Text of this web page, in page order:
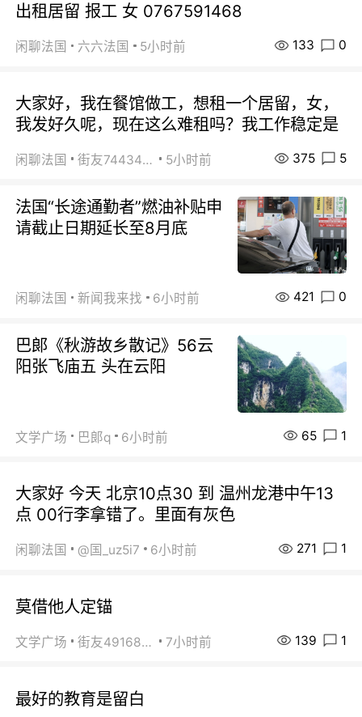
出租居留 报工 女 0767591468
闲聊法国 六六法国 5小时前 133 0
大家好，我在餐馆做工，想租一个居留，女，
我发好久呢，现在这么难租吗？我工作稳定是
闲聊法国 街友74434350 5小时前 375 5
法国“长途通勤者”燃油补贴申
请截止日期延长至8月底
闲聊法国 新闻我来找 6小时前 421 0
巴郞《秋游故乡散记》56云
阳张飞庙五 头在云阳
文学广场 巴郞q 6小时前 65 1
大家好 今天 北京10点30 到 温州龙港中午13
点 00行李拿错了。里面有灰色
闲聊法国 @国_uz5i7 6小时前 271 1
莫借他人定锚
文学广场 街友49168527 7小时前 139 1
最好的教育是留白